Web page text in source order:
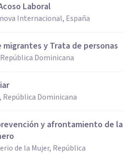
Laboral
Internacional, España
y Trata de personas
Dominicana
República Dominicana
y afrontamiento de la
de la Mujer, República